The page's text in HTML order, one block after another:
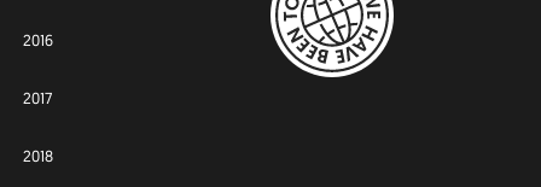
2016
2017
2018